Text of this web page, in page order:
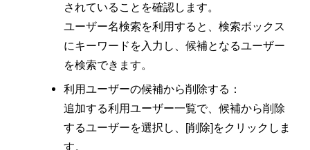
されていることを確認します。
ユーザー名検索を利用すると、検索ボックス
にキーワードを入力し、候補となるユーザー
を検索できます。
利用ユーザーの候補から削除する：
追加する利用ユーザー一覧で、候補から削除
するユーザーを選択し、[削除]をクリックしま
す。